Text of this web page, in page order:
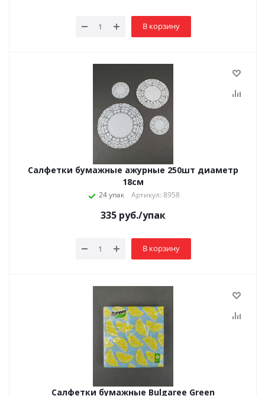
В корзину
Салфетки бумажные ажурные 250шт диаметр
18см
24 упак Артикул: 8958
335 руб./упак
В корзину
Салфетки бумажные Bulgaree Green